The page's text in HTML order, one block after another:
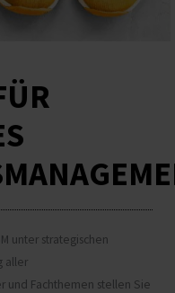
unter strategischen
aller
und Fachthemen stellen Sie